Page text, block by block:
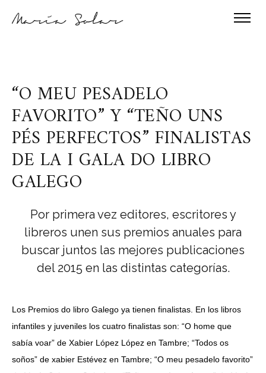
“O MEU PESADELO
FAVORITO” Y “TEÑO UNS
PÉS PERFECTOS” FINALISTAS
DE LA I GALA DO LIBRO
GALEGO
Por primera vez editores, escritores y
libreros unen sus premios anuales para
buscar juntos las mejores publicaciones
del 2015 en las distintas categorías.
Los Premios do libro Galego ya tienen finalistas. En los libros
infantiles y juveniles los cuatro finalistas son: “O home que
sabía voar” de Xabier López López en Tambre; “Todos os
soños” de xabier Estévez en Tambre; “O meu pesadelo favorito”